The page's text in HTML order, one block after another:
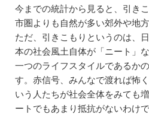
今までの統計から見ると、引き
市圏よりも自然が多い郊外や地
ただ、引きこもりというのは、
本の社会風土自体が「ニート」
一つのライフスタイルであるか
す。赤信号、みんなで渡れば怖
いう人たちが社会全体をみても
ートでもあまり抵抗がないわけで